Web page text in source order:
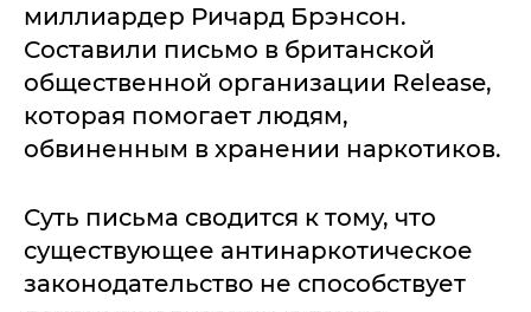
миллиардер Ричард Брэнсон.
Составили письмо в британской
общественной организации Release,
которая помогает людям,
обвиненным в хранении наркотиков.
Суть письма сводится к тому, что
существующее антинаркотическое
законодательство не способствует